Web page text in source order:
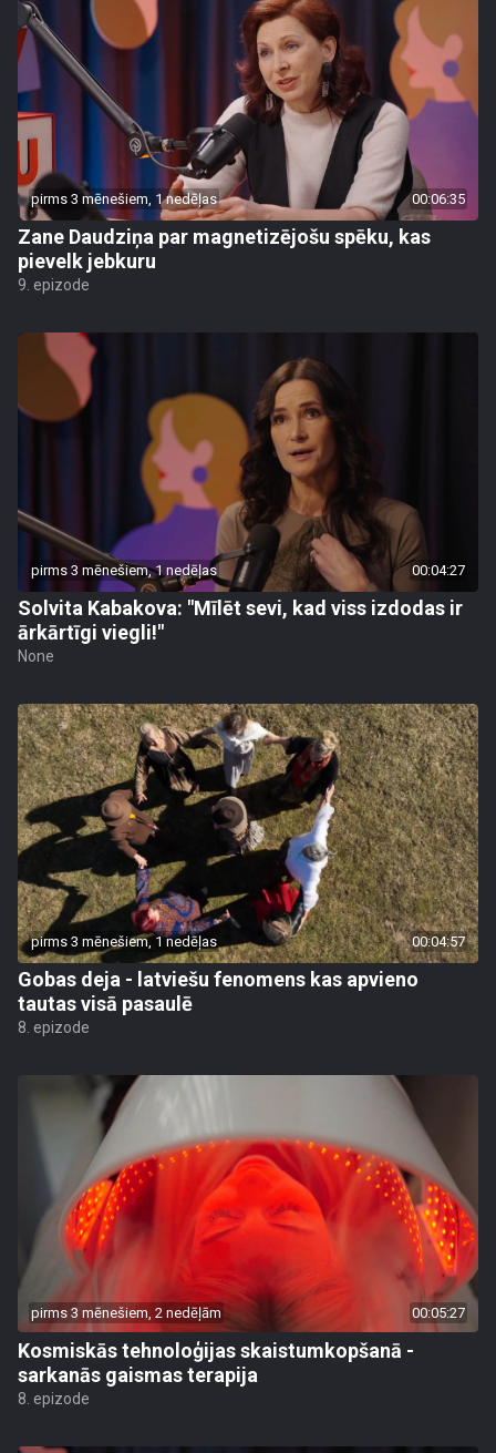
pirms 3 mēnešiem, 1 nedēļas 00:06:35
Zane Daudziņa par magnetizējošu spēku, kas
pievelk jebkuru
9. epizode
pirms 3 mēnešiem, 1 nedēļas 00:04:27
Solvita Kabakova: "Mīlēt sevi, kad viss izdodas ir
ārkārtīgi viegli!"
None
pirms 3 mēnešiem, 1 nedēļas 00:04:57
Gobas deja - latviešu fenomens kas apvieno
tautas visā pasaulē
8. epizode
pirms 3 mēnešiem, 2 nedēļām 00:05:27
Kosmiskās tehnoloģijas skaistumkopšanā -
sarkanās gaismas terapija
8. epizode